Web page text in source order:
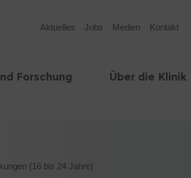
Aktuelles Jobs Medien Kontakt
Forschung Über die Klinik
(16 bis 24 Jahre)